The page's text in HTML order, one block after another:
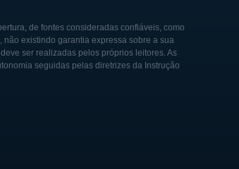
a
companhia
seguros e
no
foi
de fontes consideradas confiáveis, como
existindo garantia expressa sobre a sua
ser realizadas pelos próprios leitores. As
seguidas pelas diretrizes da Instrução